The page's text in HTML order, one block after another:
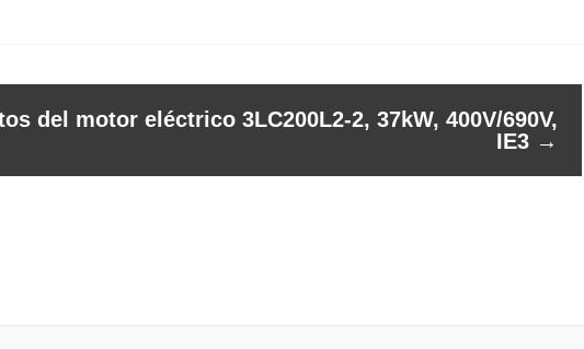
del motor eléctrico 3LC200L2-2, 37kW, 400V/690V,
IE3 →